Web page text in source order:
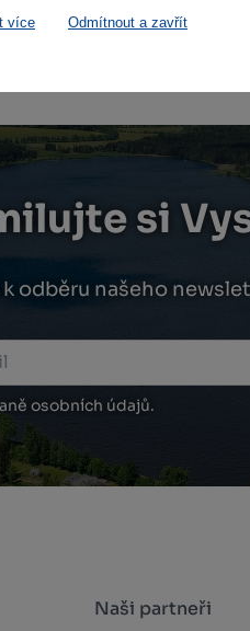
více Odmítnout a zavřít
Velké
si
k odběru našeho
osobních údajů.
Naši partneři